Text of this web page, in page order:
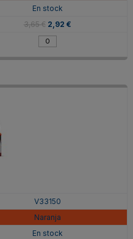
En stock
3,65 € 2,92 €
V33150
Naranja
En stock